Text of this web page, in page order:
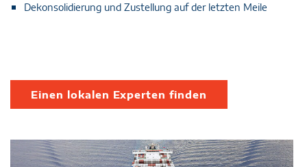
Dekonsolidierung und Zustellung auf der letzten Meile
Einen lokalen Experten finden